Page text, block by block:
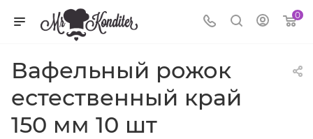
0
Вафельный рожок
естественный край
150 мм 10 шт